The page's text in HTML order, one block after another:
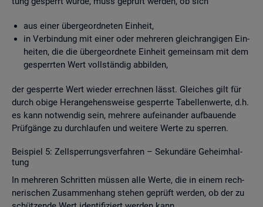
aus einer über­ge­ord­ne­ten Ein­heit,
in Ver­bin­dung mit einer oder meh­re­ren gleich­ran­gi­gen Ein­
hei­ten, die die über­ge­ord­ne­te Ein­heit ge­mein­sam mit dem
ge­sperr­ten Wert voll­stän­dig ab­bil­den,
der ge­sperr­te Wert wie­der er­rech­nen lässt. Glei­ches gilt für
durch obige Her­an­ge­hens­wei­se ge­sperr­te Ta­bel­len­wer­te, d.h.
es kann not­wen­dig sein, meh­re­re auf­ein­an­der auf­bau­en­de
Prüf­gän­ge zu durch­lau­fen und wei­te­re Werte zu sper­ren.
Bei­spiel 5: Zell­sper­rungs­ver­fah­ren – Se­kun­dä­re Ge­heim­hal­
tung
In meh­re­ren Schrit­ten müs­sen alle Werte, die in einem rech­
ne­ri­schen Zu­sam­men­hang ste­hen ge­prüft wer­den, ob der zu